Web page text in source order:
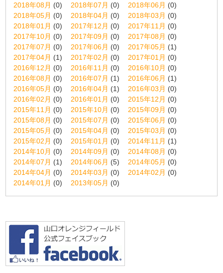
2018年08月 (0) 2018年07月 (0) 2018年06月 (0)
2018年05月 (0) 2018年04月 (0) 2018年03月 (0)
2018年01月 (0) 2017年12月 (0) 2017年11月 (0)
2017年10月 (0) 2017年09月 (0) 2017年08月 (0)
2017年07月 (0) 2017年06月 (0) 2017年05月 (1)
2017年04月 (1) 2017年02月 (0) 2017年01月 (0)
2016年12月 (0) 2016年11月 (0) 2016年10月 (0)
2016年08月 (0) 2016年07月 (1) 2016年06月 (1)
2016年05月 (0) 2016年04月 (1) 2016年03月 (0)
2016年02月 (0) 2016年01月 (0) 2015年12月 (0)
2015年11月 (0) 2015年10月 (0) 2015年09月 (0)
2015年08月 (0) 2015年07月 (0) 2015年06月 (0)
2015年05月 (0) 2015年04月 (0) 2015年03月 (0)
2015年02月 (0) 2015年01月 (0) 2014年11月 (1)
2014年10月 (0) 2014年09月 (0) 2014年08月 (0)
2014年07月 (1) 2014年06月 (5) 2014年05月 (0)
2014年04月 (0) 2014年03月 (0) 2014年02月 (0)
2014年01月 (0) 2013年05月 (0)